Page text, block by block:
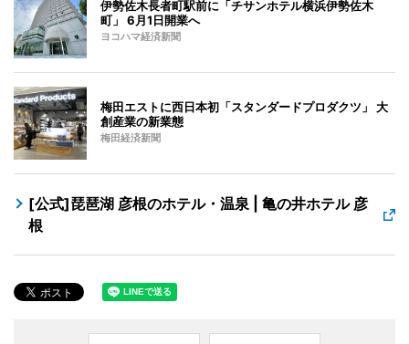
伊勢佐木長者町駅前に「チサンホテル横浜伊勢佐木
町」 6月1日開業へ
ヨコハマ経済新聞
梅田エストに西日本初「スタンダードプロダクツ」 大
創産業の新業態
梅田経済新聞
[公式]琵琶湖 彦根のホテル・温泉 | 亀の井ホテル 彦
根